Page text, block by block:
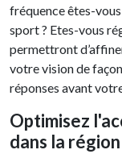
fréquence êtes-
sport ? Etes-vous
permettront
votre vision de
réponses avant
Optimisez
dans la